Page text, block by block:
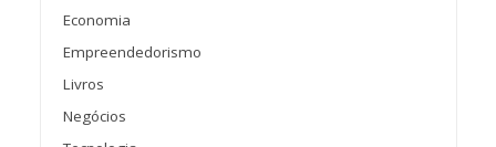
Economia
Empreendedorismo
Livros
Negócios